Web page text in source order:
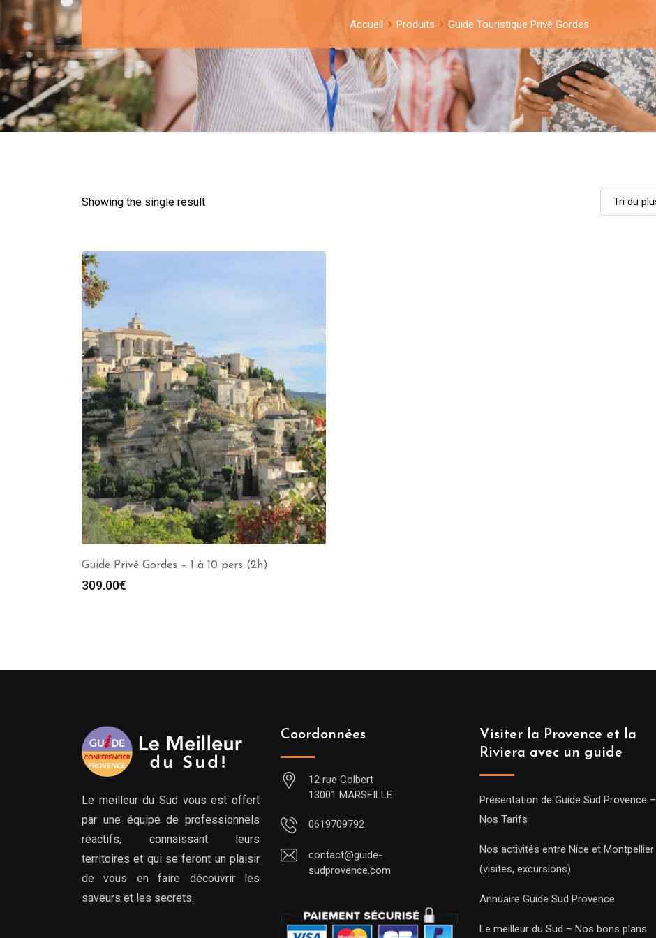
Accueil Produits Guide Touristique Privé Gordes
Showing the single result
Guide Privé Gordes – 1 à 10 pers (2h)
309.00€
Le meilleur du Sud vous est offert
par une équipe de professionnels
réactifs, connaissant leurs
territoires et qui se feront un plaisir
de vous en faire découvrir les
saveurs et les secrets.
Coordonnées
12 rue Colbert
13001 MARSEILLE
0619709792
contact@guide-
sudprovence.com
Visiter la Provence et la
Riviera avec un guide
Présentation de Guide Sud Provence –
Nos Tarifs
Nos activités entre Nice et Montpellier
(visites, excursions)
Annuaire Guide Sud Provence
Le meilleur du Sud – Nos bons plans